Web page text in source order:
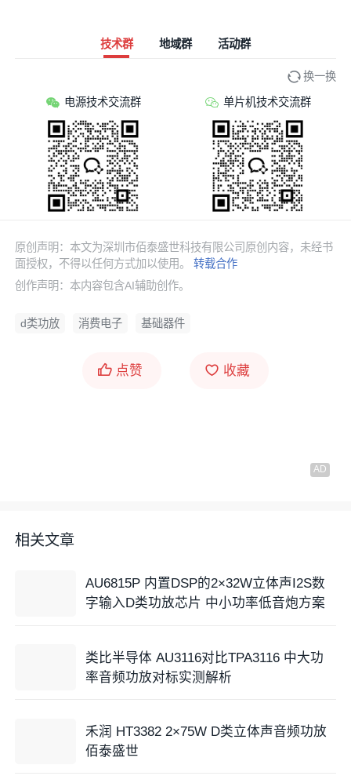
技术群 地域群 活动群
换一换
电源技术交流群 单片机技术交流群
原创声明：本文为深圳市佰泰盛世科技有限公司原创内容，未经书
面授权，不得以任何方式加以使用。转载合作
创作声明：本内容包含AI辅助创作。
d类功放 消费电子 基础器件
点赞 收藏
相关文章
AU6815P 内置DSP的2×32W立体声I2S数
字输入D类功放芯片 中小功率低音炮方案
类比半导体 AU3116对比TPA3116 中大功
率音频功放对标实测解析
禾润 HT3382 2×75W D类立体声音频功放
佰泰盛世